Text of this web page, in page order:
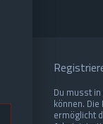
Du musst
können.
ermöglicht